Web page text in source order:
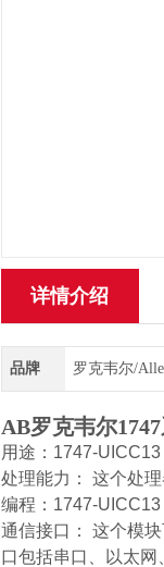
详情介绍
品牌 罗克韦尔/
AB罗克韦尔
用途：1747-
处理能力： 这个处
编程：1747-
通信接口： 这个模
口包括串口、以太网